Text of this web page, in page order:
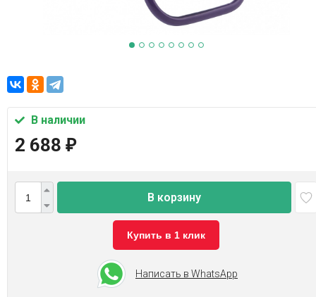
В наличии
2 688 ₽
В корзину
Купить в 1 клик
Написать в WhatsApp